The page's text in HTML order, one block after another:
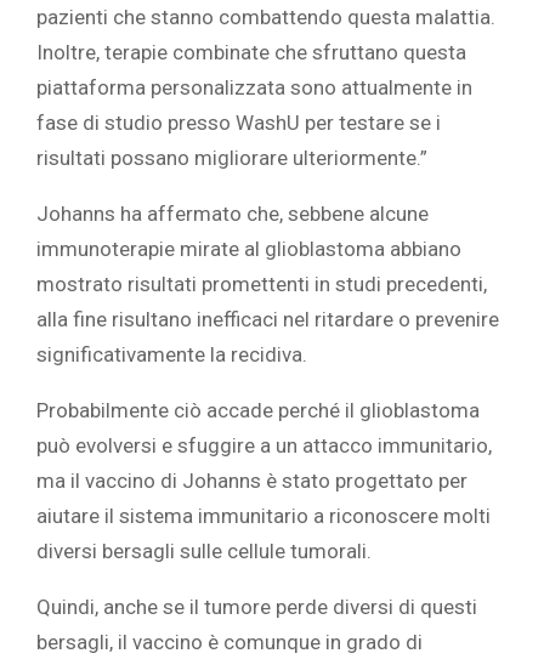
pazienti che stanno combattendo questa malattia.
Inoltre, terapie combinate che sfruttano questa
piattaforma personalizzata sono attualmente in
fase di studio presso WashU per testare se i
risultati possano migliorare ulteriormente.”
Johanns ha affermato che, sebbene alcune
immunoterapie mirate al glioblastoma abbiano
mostrato risultati promettenti in studi precedenti,
alla fine risultano inefficaci nel ritardare o prevenire
significativamente la recidiva.
Probabilmente ciò accade perché il glioblastoma
può evolversi e sfuggire a un attacco immunitario,
ma il vaccino di Johanns è stato progettato per
aiutare il sistema immunitario a riconoscere molti
diversi bersagli sulle cellule tumorali.
Quindi, anche se il tumore perde diversi di questi
bersagli, il vaccino è comunque in grado di